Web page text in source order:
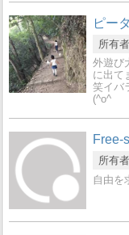
ピー
所有者
外遊び
に出て
笑イバ
(^o^
Free-
所有者
自由を